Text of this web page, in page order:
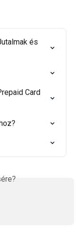
és
Card